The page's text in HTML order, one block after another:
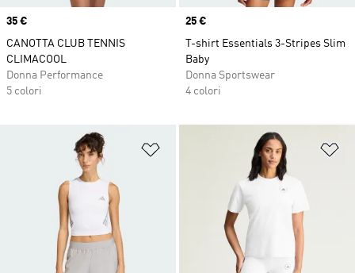
Price
35 €
CANOTTA CLUB TENNIS
CLIMACOOL
Donna Performance
5 colori
Price
25 €
T-shirt Essentials 3-Stripes Slim
Baby
Donna Sportswear
4 colori
Aggiungi alla lista dei desideri